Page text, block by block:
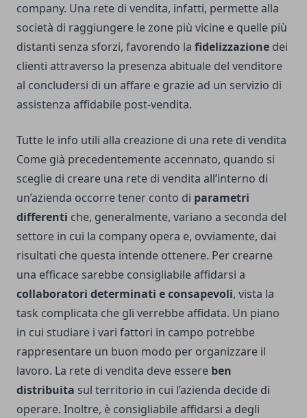
company. Una rete di vendita, infatti, permette alla
società di raggiungere le zone più vicine e quelle più
distanti senza sforzi, favorendo la fidelizzazione dei
clienti attraverso la presenza abituale del venditore
al concludersi di un affare e grazie ad un servizio di
assistenza affidabile post-vendita.
Tutte le info utili alla creazione di una rete di vendita
Come già precedentemente accennato, quando si
sceglie di creare una rete di vendita all’interno di
un’azienda occorre tener conto di parametri
differenti che, generalmente, variano a seconda del
settore in cui la company opera e, ovviamente, dai
risultati che questa intende ottenere. Per crearne
una efficace sarebbe consigliabile affidarsi a
collaboratori determinati e consapevoli, vista la
task complicata che gli verrebbe affidata. Un piano
in cui studiare i vari fattori in campo potrebbe
rappresentare un buon modo per organizzare il
lavoro. La rete di vendita deve essere ben
distribuita sul territorio in cui l’azienda decide di
operare. Inoltre, è consigliabile affidarsi a degli